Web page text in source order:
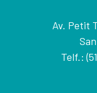
Av. Petit
Telf.: